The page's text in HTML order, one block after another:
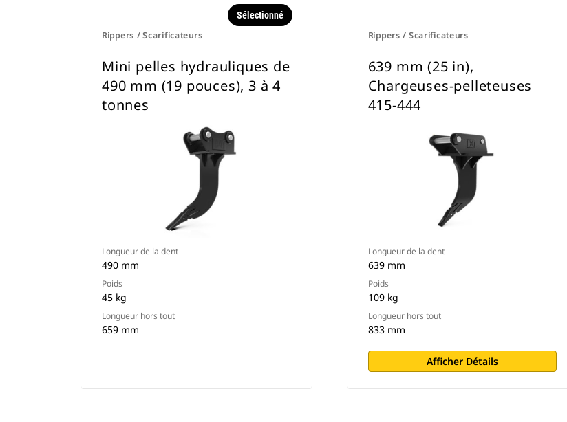
Rippers / Scarificateurs
Sélectionné
Mini pelles hydrauliques de
490 mm (19 pouces), 3 à 4
tonnes
Longueur de la dent
490 mm
Poids
45 kg
Longueur hors tout
659 mm
Rippers / Scarificateurs
639 mm (25 in),
Chargeuses-pelleteuses
415-444
Longueur de la dent
639 mm
Poids
109 kg
Longueur hors tout
833 mm
Afficher Détails